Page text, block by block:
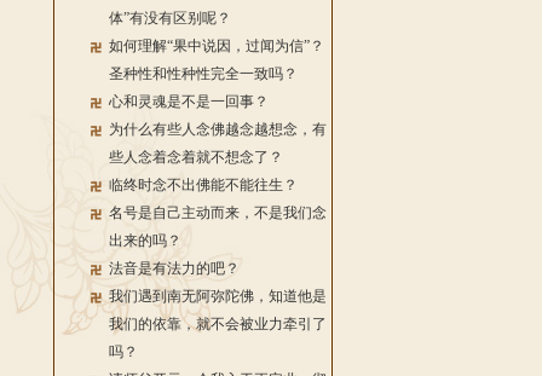
体”有没有区别呢？
如何理解“果中说因，过闻为信”？
圣种性和性种性完全一致吗？
心和灵魂是不是一回事？
为什么有些人念佛越念越想念，有
些人念着念着就不想念了？
临终时念不出佛能不能往生？
名号是自己主动而来，不是我们念
出来的吗？
法音是有法力的吧？
我们遇到南无阿弥陀佛，知道他是
我们的依靠，就不会被业力牵引了
吗？